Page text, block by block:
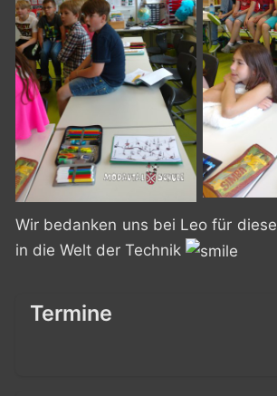
Wir bedanken uns bei Leo für
in die Welt der Technik
Termine